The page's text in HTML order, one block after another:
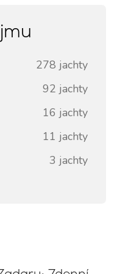
278 jachty
92 jachty
16 jachty
11 jachty
3 jachty